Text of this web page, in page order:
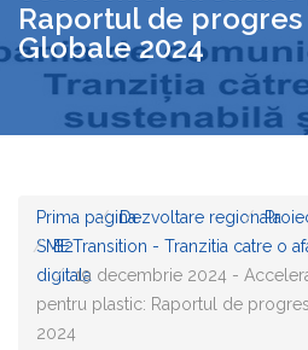
Raportul de
Globale 2024
Prima paginaDezvoltare regionala
SMEB2Transition - Tranzitia catre o
digitala19 decembrie 2024 -
pentru plastic: Raportul de
2024